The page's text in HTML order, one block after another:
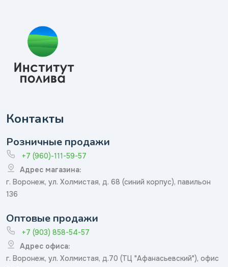
Контакты
Розничные продажи
+7 (960)-111-59-57
Адрес магазина:
г. Воронеж, ул. Холмистая, д. 68 (синий корпус), павильон
136
Оптовые продажи
+7 (903) 858-54-57
Адрес офиса:
г. Воронеж, ул. Холмистая, д.70 (ТЦ "Афанасьевский"), офис